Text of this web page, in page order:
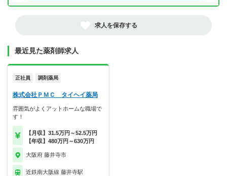
求人を保存する
最近見た薬剤師求人
正社員 調剤薬局
株式会社ＰＭＣ タイヘイ薬局
雰囲気がよくアットホームな職場で
す！
【月収】31.5万円～52.5万円
【年収】480万円～630万円
大阪府 藤井寺市
近鉄南大阪線 藤井寺駅